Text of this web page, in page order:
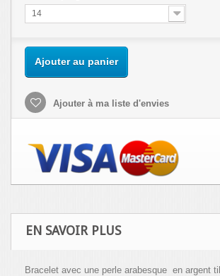
14
Ajouter au panier
Ajouter à ma liste d'envies
EN SAVOIR PLUS
Bracelet avec une perle arabesque en argent